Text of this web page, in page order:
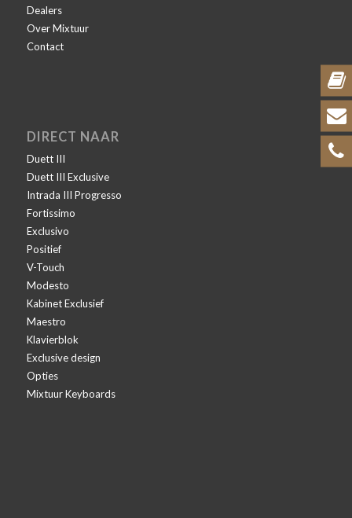
Dealers
Over Mixtuur
Contact
DIRECT NAAR
Duett III
Duett III Exclusive
Intrada III Progresso
Fortissimo
Exclusivo
Positief
V-Touch
Modesto
Kabinet Exclusief
Maestro
Klavierblok
Exclusive design
Opties
Mixtuur Keyboards